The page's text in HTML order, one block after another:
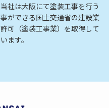
当社は大阪にて塗装工事を行う
事ができる国土交通省の建設業
許可（塗装工事業）を取得して
います。